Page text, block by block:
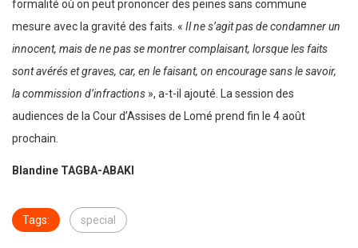
formalité où on peut prononcer des peines sans commune
mesure avec la gravité des faits. « Il ne s’agit pas de condamner un
innocent, mais de ne pas se montrer complaisant, lorsque les faits
sont avérés et graves, car, en le faisant, on encourage sans le savoir,
la commission d’infractions », a-t-il ajouté. La session des
audiences de la Cour d’Assises de Lomé prend fin le 4 août
prochain.
Blandine TAGBA-ABAKI
Tags: special